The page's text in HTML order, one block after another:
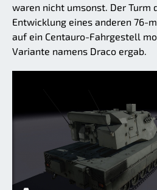
waren nicht umsonst. Der Turm
Entwicklung eines anderen 76-
auf ein Centauro-Fahrgestell
Variante namens Draco ergab.